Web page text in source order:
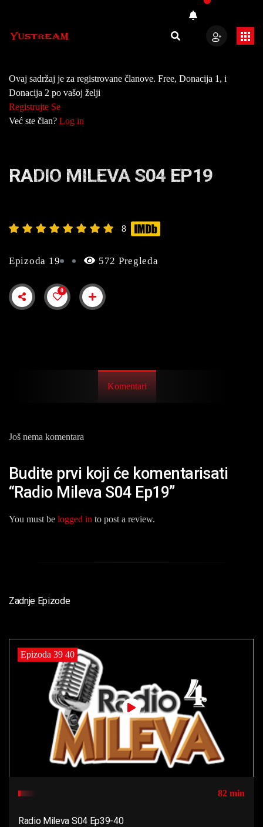
Ovaj sadržaj je za registrovane članove. Free, Donacija 1, i
Donacija 2 po vašoj želji
Registrujte Se
Već ste član? Log in
RADIO MILEVA S04 EP19
8
Epizoda 19 572 Pregleda
0
Komentari
Još nema komentara
Budite prvi koji će komentarisati
“Radio Mileva S04 Ep19”
You must be logged in to post a review.
Zadnje Epizode
Epizoda 39 40
82 min
Radio Mileva S04 Ep39-40